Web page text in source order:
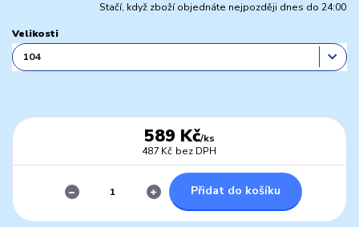
Stačí, když zboží objednáte nejpozději dnes do 24:00
Velikosti
589 Kč/ks
487 Kč bez DPH
Přidat do košíku